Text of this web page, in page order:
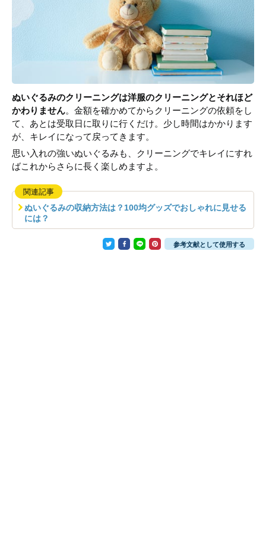
ぬいぐるみのクリーニングは洋服のクリーニングとそれほど
かわりません。金額を確かめてからクリーニングの依頼をし
て、あとは受取日に取りに行くだけ。少し時間はかかります
が、キレイになって戻ってきます。
思い入れの強いぬいぐるみも、クリーニングでキレイにすれ
ばこれからさらに長く楽しめますよ。
関連記事
ぬいぐるみの収納方法は？100均グッズでおしゃれに見せる
には？
参考文献として使用する